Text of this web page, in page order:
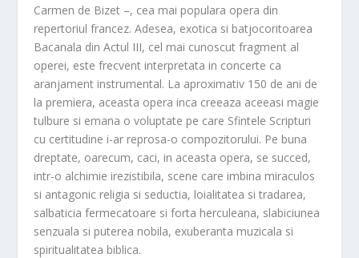
Carmen de Bizet –, cea mai populara opera din
repertoriul francez. Adesea, exotica si batjocoritoarea
Bacanala din Actul III, cel mai cunoscut fragment al
operei, este frecvent interpretata in concerte ca
aranjament instrumental. La aproximativ 150 de ani de
la premiera, aceasta opera inca creeaza aceeasi magie
tulbure si emana o voluptate pe care Sfintele Scripturi
cu certitudine i-ar reprosa-o compozitorului. Pe buna
dreptate, oarecum, caci, in aceasta opera, se succed,
intr-o alchimie irezistibila, scene care imbina miraculos
si antagonic religia si seductia, loialitatea si tradarea,
salbaticia fermecatoare si forta herculeana, slabiciunea
senzuala si puterea nobila, exuberanta muzicala si
spiritualitatea biblica.